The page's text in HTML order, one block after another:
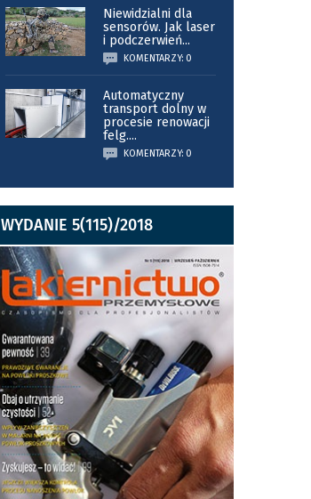
Niewidzialni dla
sensorów. Jak laser
i podczerwień...
KOMENTARZY: 0
Automatyczny
transport dolny w
procesie renowacji
felg....
KOMENTARZY: 0
WYDANIE 5(115)/2018